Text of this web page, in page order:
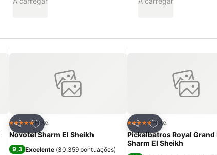
Partilhar
Adicionar aos favoritos
5 EstrelasHotel
Novotel Sharm El Sheikh
9,3 Excelente (30.359 pontuações)
Partilhar
Adicionar aos
5 EstrelasHotel
Pickalbatros Royal Grand
Sharm El Sheikh